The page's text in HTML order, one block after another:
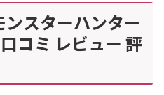
スターハンター
コミ レビュー 評